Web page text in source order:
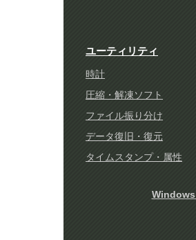
ユーティリティ
時計
圧縮・解凍ソフト
ファイル振り分け
データ復旧・復元
タイムスタンプ・属性
Windows